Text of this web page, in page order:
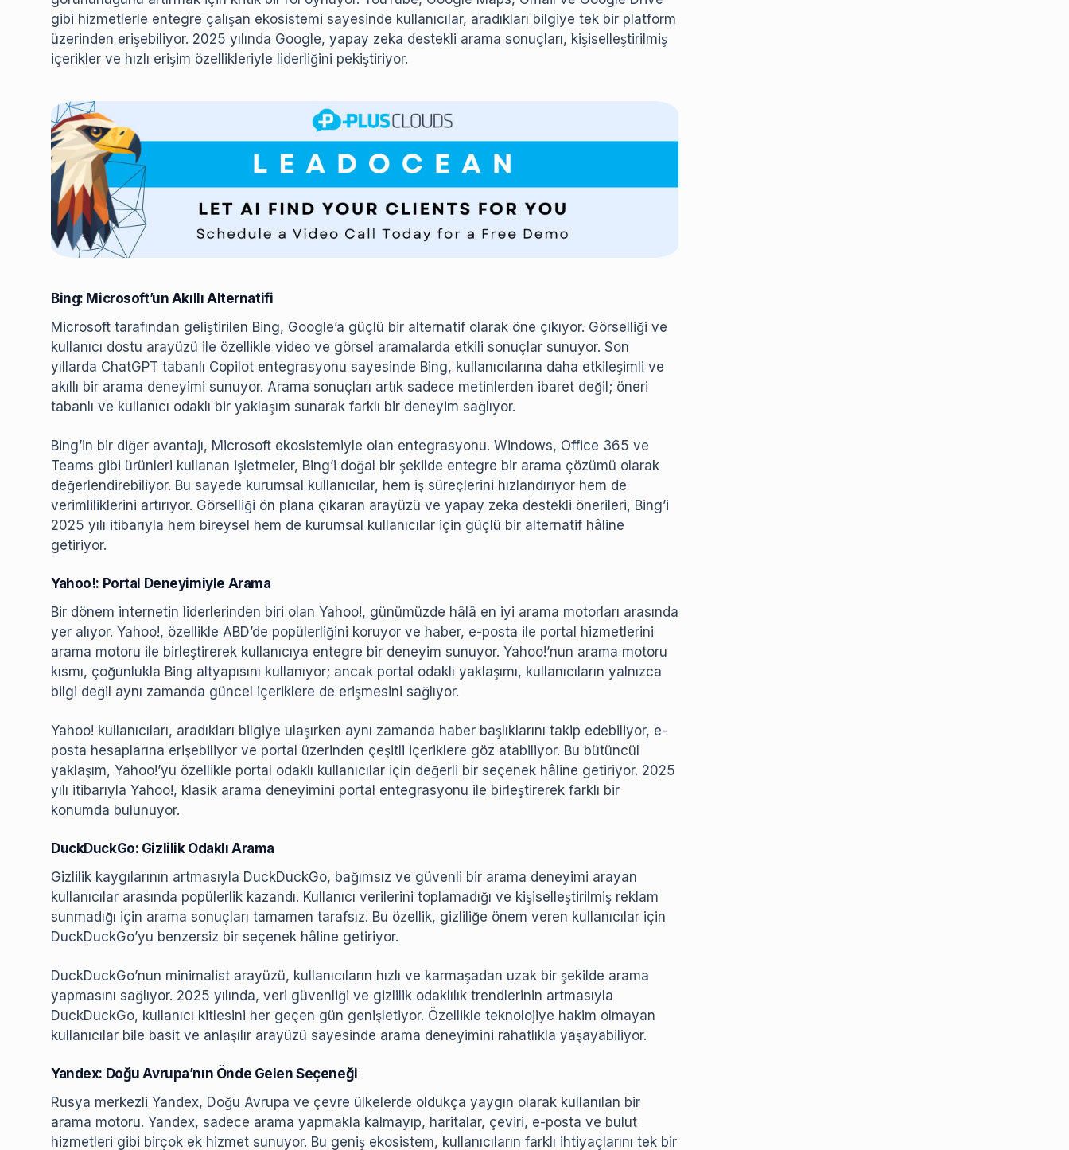
gibi hizmetlerle entegre çalışan ekosistemi sayesinde kullanıcılar, aradıkları bilgiye tek bir platform
üzerinden erişebiliyor. 2025 yılında Google, yapay zeka destekli arama sonuçları, kişiselleştirilmiş
içerikler ve hızlı erişim özellikleriyle liderliğini pekiştiriyor.
Bing: Microsoft’un Akıllı Alternatifi
Microsoft tarafından geliştirilen Bing, Google’a güçlü bir alternatif olarak öne çıkıyor. Görselliği ve
kullanıcı dostu arayüzü ile özellikle video ve görsel aramalarda etkili sonuçlar sunuyor. Son
yıllarda ChatGPT tabanlı Copilot entegrasyonu sayesinde Bing, kullanıcılarına daha etkileşimli ve
akıllı bir arama deneyimi sunuyor. Arama sonuçları artık sadece metinlerden ibaret değil; öneri
tabanlı ve kullanıcı odaklı bir yaklaşım sunarak farklı bir deneyim sağlıyor.
Bing’in bir diğer avantajı, Microsoft ekosistemiyle olan entegrasyonu. Windows, Office 365 ve
Teams gibi ürünleri kullanan işletmeler, Bing’i doğal bir şekilde entegre bir arama çözümü olarak
değerlendirebiliyor. Bu sayede kurumsal kullanıcılar, hem iş süreçlerini hızlandırıyor hem de
verimliliklerini artırıyor. Görselliği ön plana çıkaran arayüzü ve yapay zeka destekli önerileri, Bing’i
2025 yılı itibarıyla hem bireysel hem de kurumsal kullanıcılar için güçlü bir alternatif hâline
getiriyor.
Yahoo!: Portal Deneyimiyle Arama
Bir dönem internetin liderlerinden biri olan Yahoo!, günümüzde hâlâ en iyi arama motorları arasında
yer alıyor. Yahoo!, özellikle ABD’de popülerliğini koruyor ve haber, e-posta ile portal hizmetlerini
arama motoru ile birleştirerek kullanıcıya entegre bir deneyim sunuyor. Yahoo!’nun arama motoru
kısmı, çoğunlukla Bing altyapısını kullanıyor; ancak portal odaklı yaklaşımı, kullanıcıların yalnızca
bilgi değil aynı zamanda güncel içeriklere de erişmesini sağlıyor.
Yahoo! kullanıcıları, aradıkları bilgiye ulaşırken aynı zamanda haber başlıklarını takip edebiliyor, e-
posta hesaplarına erişebiliyor ve portal üzerinden çeşitli içeriklere göz atabiliyor. Bu bütüncül
yaklaşım, Yahoo!’yu özellikle portal odaklı kullanıcılar için değerli bir seçenek hâline getiriyor. 2025
yılı itibarıyla Yahoo!, klasik arama deneyimini portal entegrasyonu ile birleştirerek farklı bir
konumda bulunuyor.
DuckDuckGo: Gizlilik Odaklı Arama
Gizlilik kaygılarının artmasıyla DuckDuckGo, bağımsız ve güvenli bir arama deneyimi arayan
kullanıcılar arasında popülerlik kazandı. Kullanıcı verilerini toplamadığı ve kişiselleştirilmiş reklam
sunmadığı için arama sonuçları tamamen tarafsız. Bu özellik, gizliliğe önem veren kullanıcılar için
DuckDuckGo’yu benzersiz bir seçenek hâline getiriyor.
DuckDuckGo’nun minimalist arayüzü, kullanıcıların hızlı ve karmaşadan uzak bir şekilde arama
yapmasını sağlıyor. 2025 yılında, veri güvenliği ve gizlilik odaklılık trendlerinin artmasıyla
DuckDuckGo, kullanıcı kitlesini her geçen gün genişletiyor. Özellikle teknolojiye hakim olmayan
kullanıcılar bile basit ve anlaşılır arayüzü sayesinde arama deneyimini rahatlıkla yaşayabiliyor.
Yandex: Doğu Avrupa’nın Önde Gelen Seçeneği
Rusya merkezli Yandex, Doğu Avrupa ve çevre ülkelerde oldukça yaygın olarak kullanılan bir
arama motoru. Yandex, sadece arama yapmakla kalmayıp, haritalar, çeviri, e-posta ve bulut
hizmetleri gibi birçok ek hizmet sunuyor. Bu geniş ekosistem, kullanıcıların farklı ihtiyaçlarını tek bir